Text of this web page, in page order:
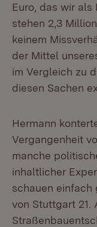
Euro, das wir als
stehen 2,3
keinem
der Mittel
im Vergleich zu
diesen Sachen
Hermann
Vergangenheit
manche
inhaltlicher
schauen einfach
von Stuttgart 21.